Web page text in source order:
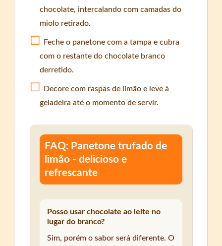
chocolate, intercalando com camadas do
miolo retirado.
Feche o panetone com a tampa e cubra
com o restante do chocolate branco
derretido.
Decore com raspas de limão e leve à
geladeira até o momento de servir.
FAQ: Panetone trufado de
limão - delicioso e
refrescante
Posso usar chocolate ao leite no
lugar do branco?
Sim, porém o sabor será diferente. O